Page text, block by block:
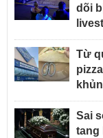
dõi
Từ
Sai
tang